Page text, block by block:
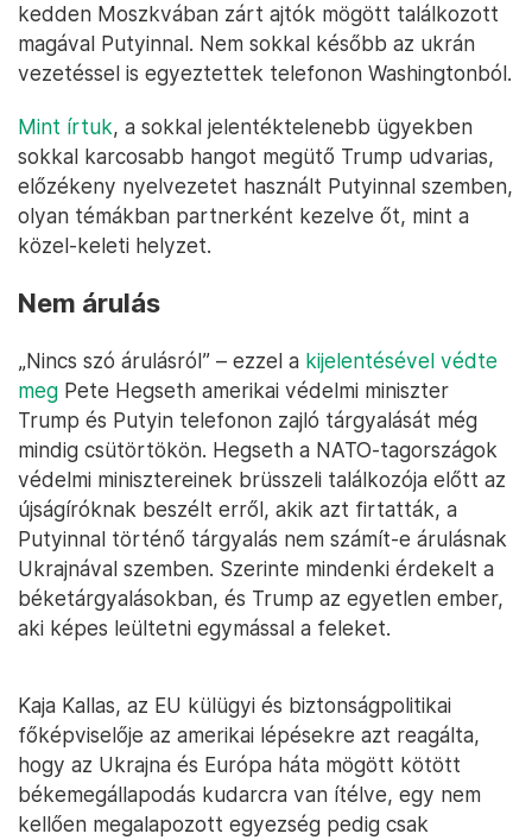
kedden Moszkvában zárt ajtók mögött találkozott
magával Putyinnal. Nem sokkal később az ukrán
vezetéssel is egyeztettek telefonon Washingtonból.
Mint írtuk, a sokkal jelentéktelenebb ügyekben
sokkal karcosabb hangot megütő Trump udvarias,
előzékeny nyelvezetet használt Putyinnal szemben,
olyan témákban partnerként kezelve őt, mint a
közel-keleti helyzet.
Nem árulás
„Nincs szó árulásról” – ezzel a kijelentésével védte
meg Pete Hegseth amerikai védelmi miniszter
Trump és Putyin telefonon zajló tárgyalását még
mindig csütörtökön. Hegseth a NATO-tagországok
védelmi minisztereinek brüsszeli találkozója előtt az
újságíróknak beszélt erről, akik azt firtatták, a
Putyinnal történő tárgyalás nem számít-e árulásnak
Ukrajnával szemben. Szerinte mindenki érdekelt a
béketárgyalásokban, és Trump az egyetlen ember,
aki képes leültetni egymással a feleket.
Kaja Kallas, az EU külügyi és biztonságpolitikai
főképviselője az amerikai lépésekre azt reagálta,
hogy az Ukrajna és Európa háta mögött kötött
békemegállapodás kudarcra van ítélve, egy nem
kellően megalapozott egyezség pedig csak